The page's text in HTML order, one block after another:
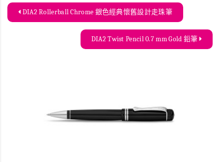
DIA2 Rollerball Chrome 銀色經典懷舊設計走珠筆
DIA2 Twist Pencil 0.7 mm Gold 鉛筆